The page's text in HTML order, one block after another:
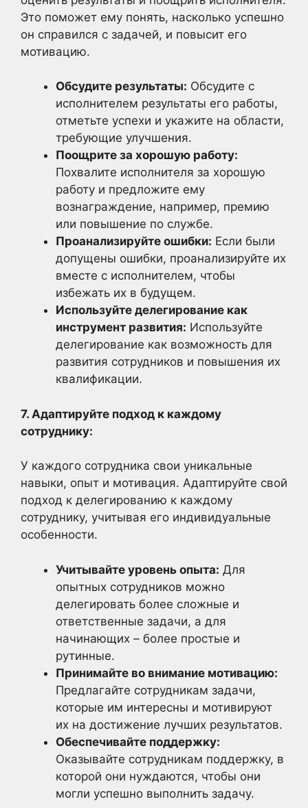
Это поможет ему понять, насколько успешно
он справился с задачей, и повысит его
мотивацию.
Обсудите результаты: Обсудите с
исполнителем результаты его работы,
отметьте успехи и укажите на области,
требующие улучшения.
Поощрите за хорошую работу:
Похвалите исполнителя за хорошую
работу и предложите ему
вознаграждение, например, премию
или повышение по службе.
Проанализируйте ошибки: Если были
допущены ошибки, проанализируйте их
вместе с исполнителем, чтобы
избежать их в будущем.
Используйте делегирование как
инструмент развития: Используйте
делегирование как возможность для
развития сотрудников и повышения их
квалификации.
7. Адаптируйте подход к каждому
сотруднику:
У каждого сотрудника свои уникальные
навыки, опыт и мотивация. Адаптируйте свой
подход к делегированию к каждому
сотруднику, учитывая его индивидуальные
особенности.
Учитывайте уровень опыта: Для
опытных сотрудников можно
делегировать более сложные и
ответственные задачи, а для
начинающих – более простые и
рутинные.
Принимайте во внимание мотивацию:
Предлагайте сотрудникам задачи,
которые им интересны и мотивируют
их на достижение лучших результатов.
Обеспечивайте поддержку:
Оказывайте сотрудникам поддержку, в
которой они нуждаются, чтобы они
могли успешно выполнить задачу.